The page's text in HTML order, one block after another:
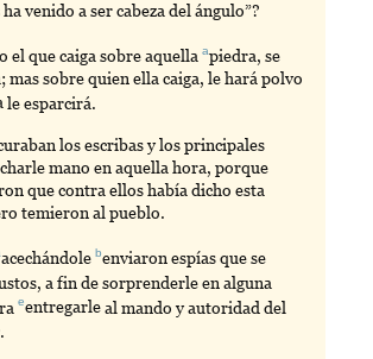
venido a ser cabeza del ángulo”?
el que caiga sobre aquellaapiedra, se
mas sobre quien ella caiga, le hará polvo
le esparcirá.
los escribas y los principales
mano en aquella hora, porque
que contra ellos había dicho esta
temieron al pueblo.
acechándole benviaronespías que se
a fin de sorprenderle en alguna
eentregarleal mando y autoridad del
.